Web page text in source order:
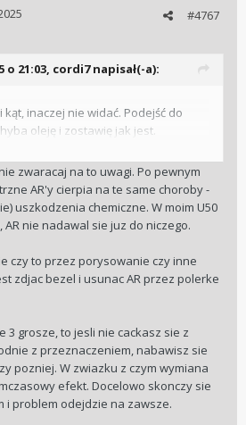
#4767
o 21:03, cordi7napisał(-a):
kąt, inaczej nie widać. Podejść do
oleję i zostawię jak jest.
i ewentualne ponoszenie
zapewne nabawić się kolejnej rysy…
zwaracaj na to uwagi. Po pewnym
AR'y cierpia na te same choroby -
uszkodzenia chemiczne. W moim U50
nie nadawal sie juz do niczego.
czy to przez porysowanie czy inne
zdjac bezel i usunac AR przez polerke
3 grosze, to jesli nie cackasz sie z
z przeznaczeniem, nabawisz sie
pozniej. W zwiazku z czym wymiana
efekt. Docelowo skonczy sie
i problem odejdzie na zawsze.